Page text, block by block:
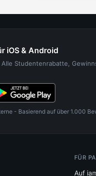
iOS & Android
Studentenrabatte,
- Basierend auf über 1.000
FÜR
Auf